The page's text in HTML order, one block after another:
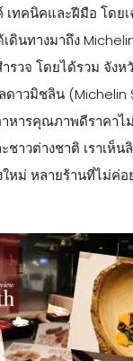
เทคนิคและฝีมือ โดย
เดินทางมาถึง
วจ โดยได้รวม จังห
ดาวมิชลิน
าหารคุณภาพดีราคา
าวต่างชาติ เราเห็
หม่ หลายร้านที่ไม่ค่